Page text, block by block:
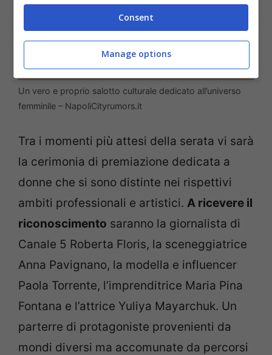
Un vero e proprio salotto culturale dedicato all’universo
femminile – NapoliCityrumors.it
Tra i momenti più attesi della serata vi sarà
la cerimonia di premiazione dedicata a
donne che si sono distinte nei rispettivi
ambiti professionali e artistici. A ricevere il
riconoscimento saranno la giornalista di
Canale 5 Roberta Floris, la sceneggiatrice
Anna Pavignano, la modella e influencer
Paola Torrente, l’imprenditrice Maria Pina
Fontana e l’attrice Yuliya Mayarchuk. Un
parterre di protagoniste provenienti da
mondi diversi ma accomunate da percorsi
Consent
Manage options